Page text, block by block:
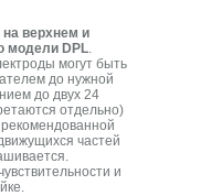
верхнем и
модели DPL.
могут быть
до нужной
до двух 24
отдельно)
частей
и